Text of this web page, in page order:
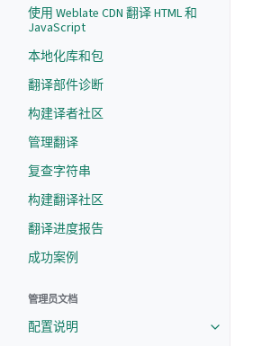
使用 Weblate CDN 翻译 HTML 和
JavaScript
本地化库和包
翻译部件诊断
构建译者社区
管理翻译
复查字符串
构建翻译社区
翻译进度报告
成功案例
管理员文档
配置说明